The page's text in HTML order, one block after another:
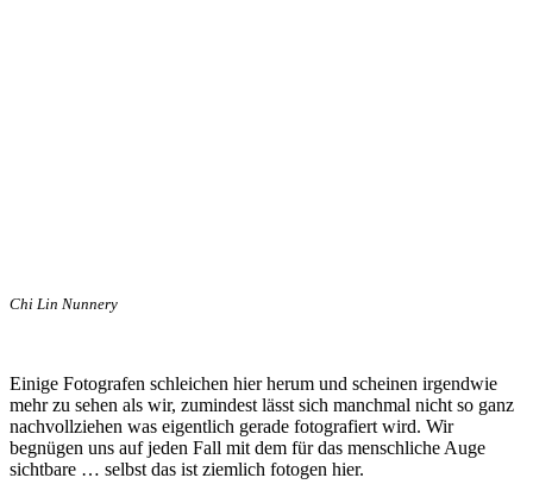
Chi Lin Nunnery
Einige Fotografen schleichen hier herum und scheinen irgendwie
mehr zu sehen als wir, zumindest lässt sich manchmal nicht so ganz
nachvollziehen was eigentlich gerade fotografiert wird. Wir
begnügen uns auf jeden Fall mit dem für das menschliche Auge
sichtbare … selbst das ist ziemlich fotogen hier.